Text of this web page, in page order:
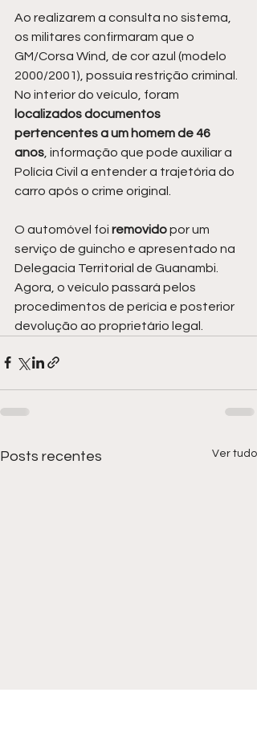
Ao realizarem a consulta no sistema,
os militares confirmaram que o
GM/Corsa Wind, de cor azul (modelo
2000/2001), possuía restrição criminal.
No interior do veículo, foram
localizados documentos
pertencentes a um homem de 46
anos , informação que pode auxiliar a
Polícia Civil a entender a trajetória do
carro após o crime original.
O automóvel foi removido por um
serviço de guincho e apresentado na
Delegacia Territorial de Guanambi.
Agora, o veículo passará pelos
procedimentos de perícia e posterior
devolução ao proprietário legal.
Posts recentes Ver tudo